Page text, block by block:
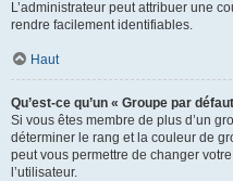
L’administrateur peut attribuer une
rendre facilement identifiables.
Haut
Qu’est-ce qu’un « Groupe par
Si vous êtes membre de plus d’un
déterminer le rang et la couleur de
peut vous permettre de changer
l’utilisateur.